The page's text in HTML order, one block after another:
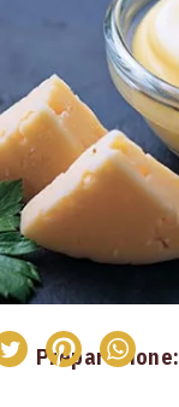
Preparazione: